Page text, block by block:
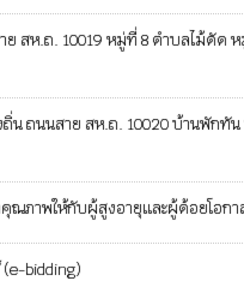
ห.ถ. 10019 หมู่ที่ 8 ตำบลไม้ดั
ถนนสาย สห.ถ. 10020 บ้านพัก
ภาพให้กับผู้สูงอายุและผู้ด้อยโอก
bidding)